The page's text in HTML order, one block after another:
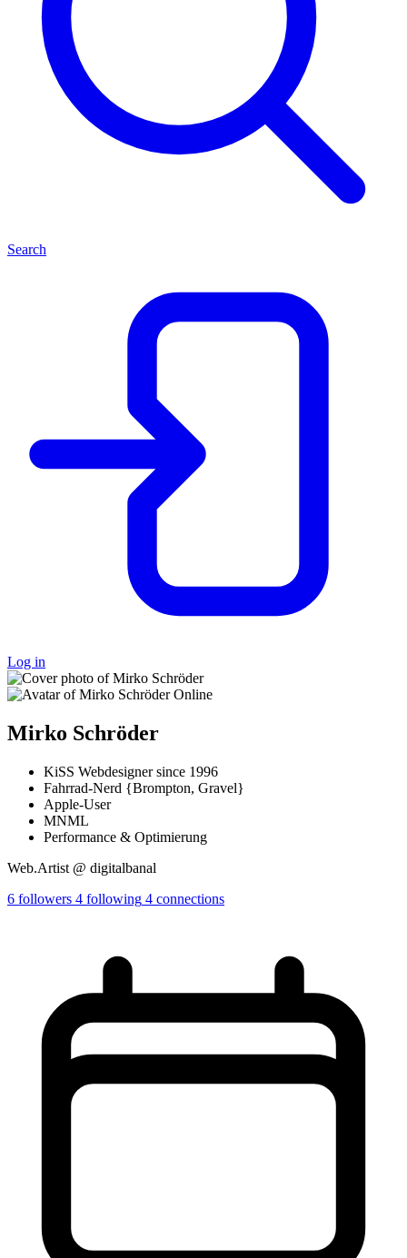
Search
Log in
Online
Mirko Schröder
KiSS Webdesigner since 1996
Fahrrad-Nerd {Brompton, Gravel}
Apple-User
MNML
Performance & Optimierung
Web.Artist @ digitalbanal
6 followers 4 following 4 connections